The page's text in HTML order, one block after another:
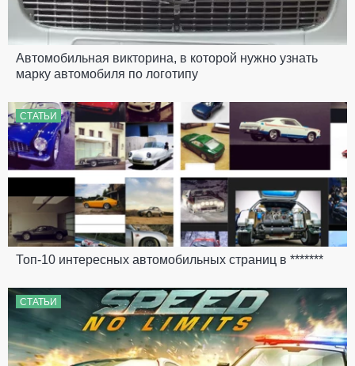
Автомобильная викторина, в которой нужно узнать
марку автомобиля по логотипу
СТАТЬИ
Топ-10 интересных автомобильных страниц в *******
СТАТЬИ